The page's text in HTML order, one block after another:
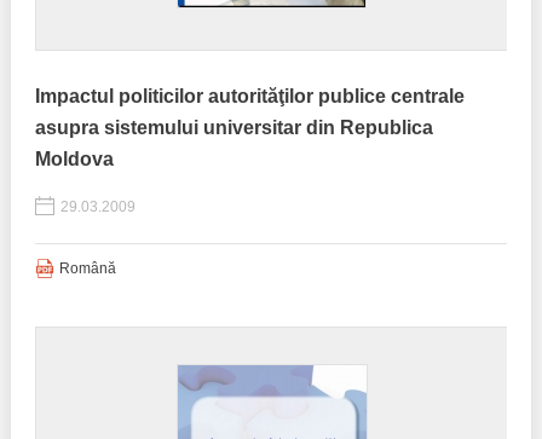
Impactul politicilor autorităţilor publice centrale
asupra sistemului universitar din Republica
Moldova
29.03.2009
Română